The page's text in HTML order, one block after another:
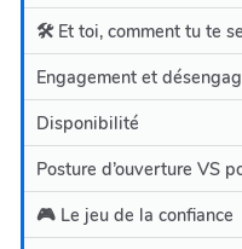
🛠️ Et toi, comment tu te
Engagement et
Disponibilité
Posture d’ouverture VS
🎮 Le jeu de la confiance